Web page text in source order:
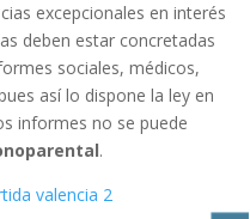
excepcionales en interés
deben estar concretadas
sociales, médicos,
así lo dispone la ley en
informes no se puede
.